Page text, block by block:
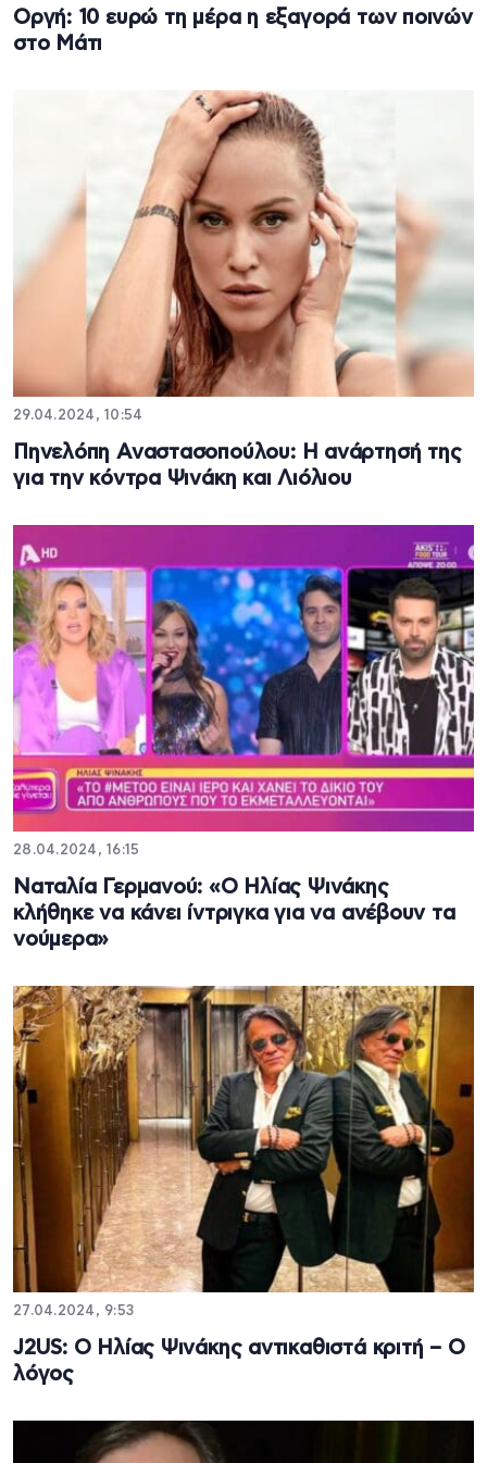
Οργή: 10 ευρώ τη μέρα η εξαγορά των ποινών
στο Μάτι
29.04.2024, 10:54
Πηνελόπη Αναστασοπούλου: Η ανάρτησή της
για την κόντρα Ψινάκη και Λιόλιου
28.04.2024, 16:15
Ναταλία Γερμανού: «Ο Ηλίας Ψινάκης
κλήθηκε να κάνει ίντριγκα για να ανέβουν τα
νούμερα»
27.04.2024, 9:53
J2US: Ο Ηλίας Ψινάκης αντικαθιστά κριτή – Ο
λόγος